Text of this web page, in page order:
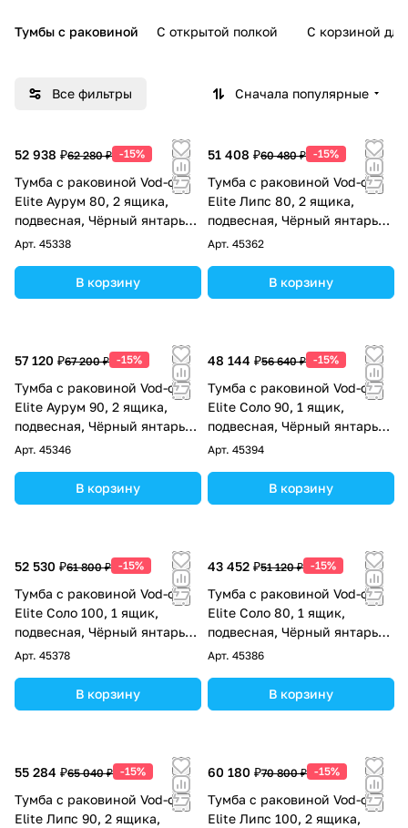
Тумбы с раковиной С открытой полкой С корзиной для
Все фильтры Сначала популярные
52 938 ₽62 280 ₽ -15%
Тумба с раковиной Vod-ok
Elite Аурум 80, 2 ящика,
подвесная, Чёрный янтарь
RAL 9005
Арт. 45338
В корзину
51 408 ₽60 480 ₽ -15%
Тумба с раковиной Vod-ok
Elite Липс 80, 2 ящика,
подвесная, Чёрный янтарь
RAL 9005
Арт. 45362
В корзину
57 120 ₽67 200 ₽ -15%
Тумба с раковиной Vod-ok
Elite Аурум 90, 2 ящика,
подвесная, Чёрный янтарь
RAL 9005
Арт. 45346
В корзину
48 144 ₽56 640 ₽ -15%
Тумба с раковиной Vod-ok
Elite Соло 90, 1 ящик,
подвесная, Чёрный янтарь
RAL 9005
Арт. 45394
В корзину
52 530 ₽61 800 ₽ -15%
Тумба с раковиной Vod-ok
Elite Соло 100, 1 ящик,
подвесная, Чёрный янтарь
RAL 9005
Арт. 45378
В корзину
43 452 ₽51 120 ₽ -15%
Тумба с раковиной Vod-ok
Elite Соло 80, 1 ящик,
подвесная, Чёрный янтарь
RAL 9005
Арт. 45386
В корзину
55 284 ₽65 040 ₽ -15%
Тумба с раковиной Vod-ok
Elite Липс 90, 2 ящика,
60 180 ₽70 800 ₽ -15%
Тумба с раковиной Vod-ok
Elite Липс 100, 2 ящика,